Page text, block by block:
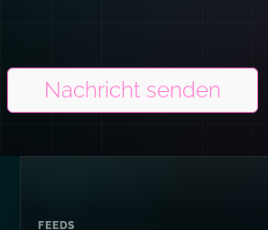
Nachricht senden
FEEDS